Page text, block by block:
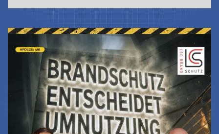
Jetzt Lesen & Hören